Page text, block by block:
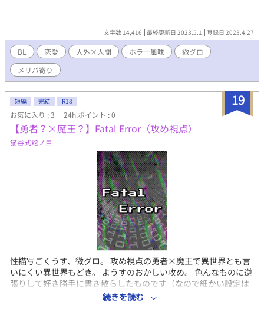
文字数 14,416 最終更新日 2023.5.1 登録日 2023.4.27
BL 恋愛 人外×人間 ホラー風味
微グロ
メリバ寄り
19
短編 完結 R18
お気に入り : 3 24h.ポイント : 0
【勇者？×魔王？】Fatal Error（攻め視点）
猫谷式蛇ノ目
性描写ごくうす、微グロ。 攻め視点の勇者×魔王で異世界とも言
いにくい異世界もどき。 ようすのおかしい攻め。 色んなものに逆
張りして好き勝手に書き散らしたものです（なので細かい設定は
お気になさらず）。 敢えてのポエムスタートでよろしくお願いし
ます。 pixiv、ムーンライトにも並行掲載。
続きを読む